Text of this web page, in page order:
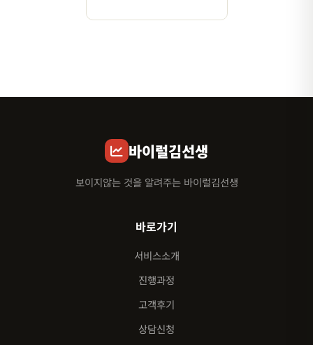
바이럴김선생
보이지않는 것을 알려주는 바이럴김선생
바로가기
서비스소개
진행과정
고객후기
상담신청